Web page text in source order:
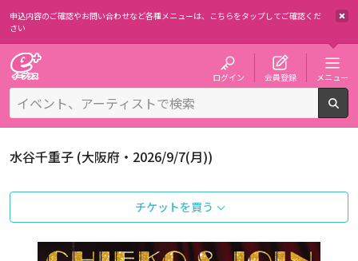
申込内容のご確認やお問い合わせなど各種メニューは、 こちらをタップしてご確認くだ
さい
ログイン 会員登録 メニュー
水谷千重子 (大阪府・2026/9/7(月))
チケットを買う